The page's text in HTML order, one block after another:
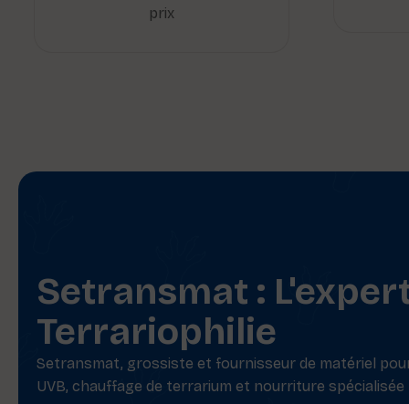
prix
Setransmat :
Terrariophilie
Setransmat, grossiste et fournisseur de matériel
UVB, chauffage de terrarium et nourriture